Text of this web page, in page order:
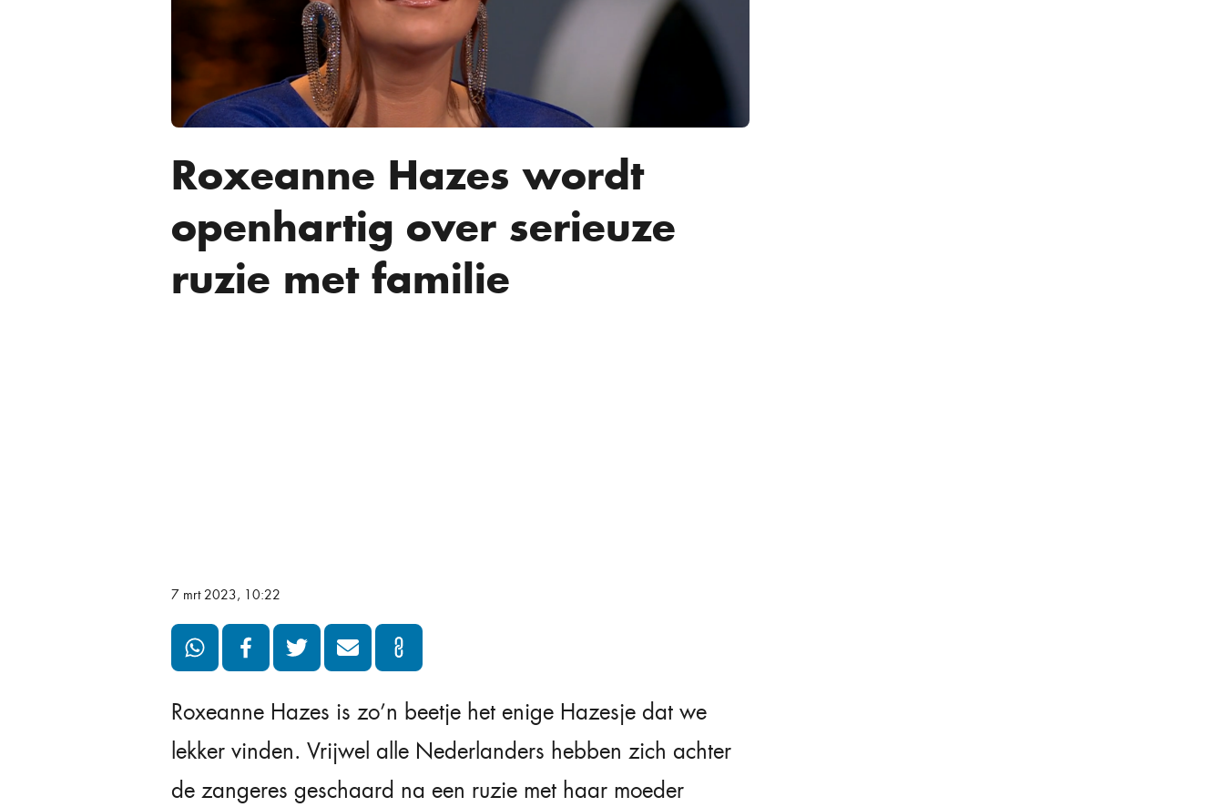
Roxeanne Hazes wordt
openhartig over serieuze
ruzie met familie
7 mrt 2023, 10:22
Roxeanne Hazes is zo’n beetje het enige Hazesje dat we
lekker vinden. Vrijwel alle Nederlanders hebben zich achter
de zangeres geschaard na een ruzie met haar moeder